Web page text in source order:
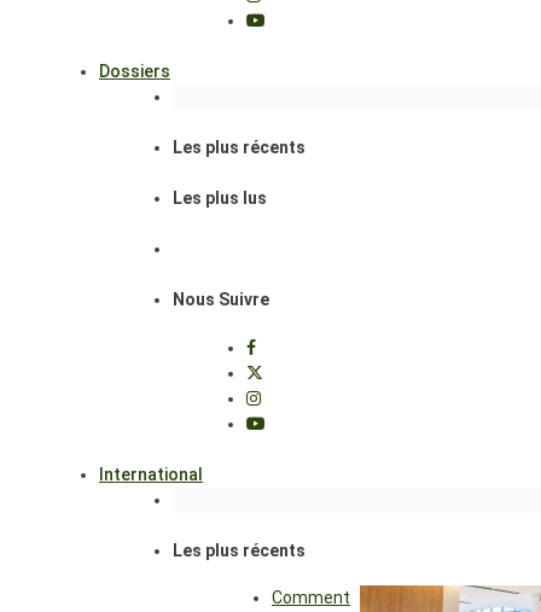
Dossiers
Les plus récents
Les plus lus
Nous Suivre
International
Les plus récents
Comment